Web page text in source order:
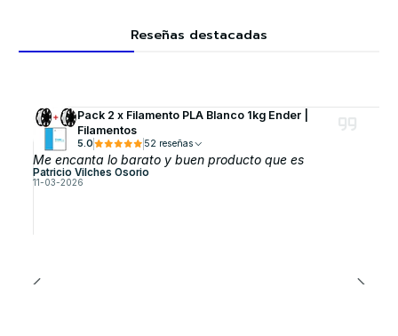
Reseñas destacadas
Pack 2 x Filamento PLA Blanco 1kg Ender |
Filamentos
5.0 52 reseñas
Me encanta lo barato y buen producto que es
Patricio Vilches Osorio
11-03-2026